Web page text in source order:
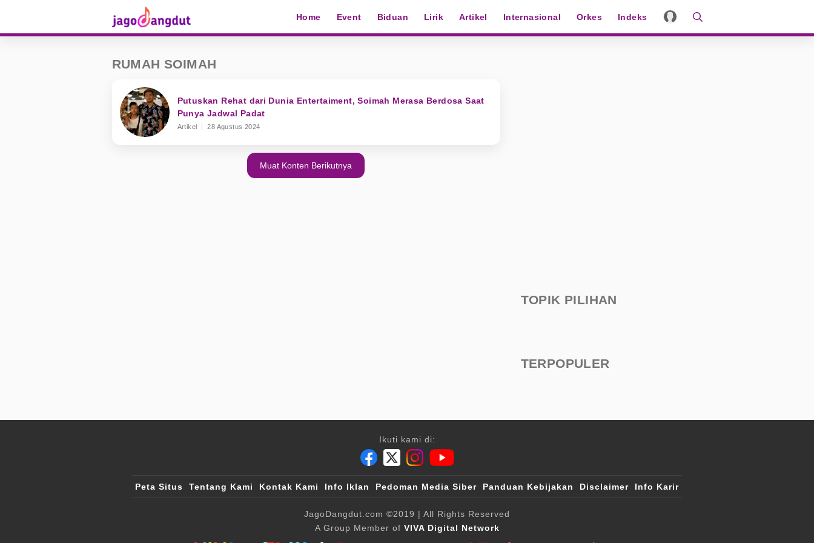
Home Event Biduan Lirik Artikel Internasional Orkes Indeks
RUMAH SOIMAH
Putuskan Rehat dari Dunia Entertaiment, Soimah Merasa Berdosa Saat
Punya Jadwal Padat
Artikel 28 Agustus 2024
Muat Konten Berikutnya
TOPIK PILIHAN
TERPOPULER
Ikuti kami di:
Peta Situs Tentang Kami Kontak Kami Info Iklan Pedoman Media Siber Panduan Kebijakan Disclaimer Info Karir
JagoDangdut.com ©2019 | All Rights Reserved
A Group Member of VIVA Digital Network